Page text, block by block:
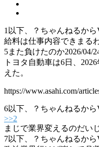
1 以下、？ちゃんねるか
給料は仕事内容できまる
5また負けたのか2026/04/
トヨタ自動車は6日、
えた。
https://www.asahi.com/
6以下、？ちゃんねるか
>>2
まじで業界変えるのだい
7以下、？ちゃんねるか